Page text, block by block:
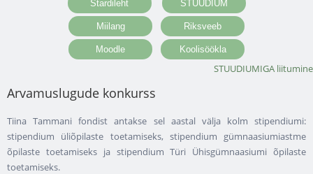
STUUDIUMIGA liitumine
Arvamuslugude konkurss
Tiina Tammani fondist antakse sel aastal välja kolm stipendiumi:
stipendium üliõpilaste toetamiseks, stipendium gümnaasiumiastme
õpilaste toetamiseks ja stipendium Türi Ühisgümnaasiumi õpilaste
toetamiseks.